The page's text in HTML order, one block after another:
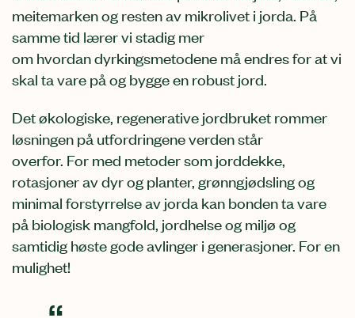
meitemarken og resten av mikrolivet i jorda På
samme tid lærer vi stadig mer
om hvordandyrkingsmetodene må endres for at vi
skal ta vare på og byggeen robust jord
Det økologiske, regenerative jordbruket rommer
løsningen på utfordringene verden står
overfor. For med metoder som jorddekke,
rotasjoner av dyr og planter, grønngjødsling og
minimal forstyrrelse av jorda kan bonden ta vare
på biologisk mangfold, jordhelse og miljø og
samtidig høste gode avlinger i generasjoner. For en
mulighet!